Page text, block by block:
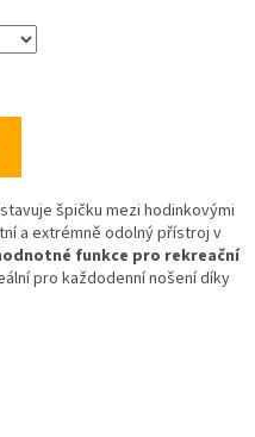
špičku mezi hodinkovými
a extrémně odolný přístroj v
funkce pro rekreační
pro každodenní nošení díky